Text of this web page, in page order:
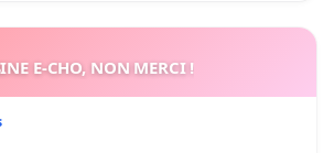
E-CHO, NON MERCI !